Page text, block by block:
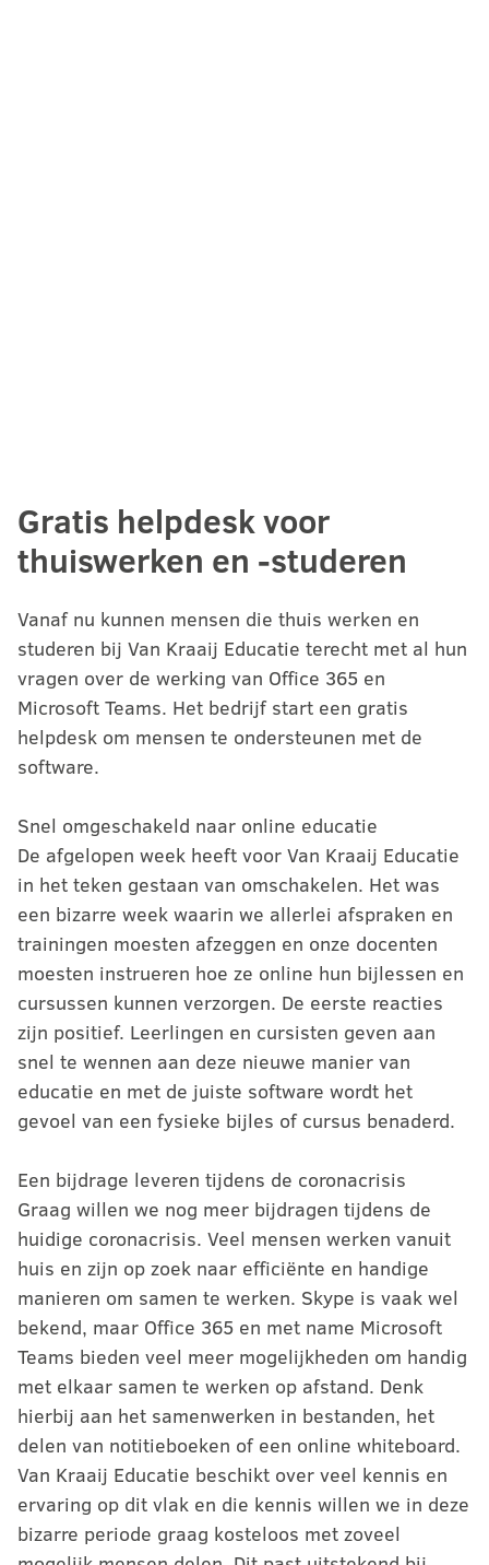
Gratis helpdesk voor
thuiswerken en -studeren
Vanaf nu kunnen mensen die thuis werken en
studeren bij Van Kraaij Educatie terecht met al hun
vragen over de werking van Office 365 en
Microsoft Teams. Het bedrijf start een gratis
helpdesk om mensen te ondersteunen met de
software.
Snel omgeschakeld naar online educatie
De afgelopen week heeft voor Van Kraaij Educatie
in het teken gestaan van omschakelen. Het was
een bizarre week waarin we allerlei afspraken en
trainingen moesten afzeggen en onze docenten
moesten instrueren hoe ze online hun bijlessen en
cursussen kunnen verzorgen. De eerste reacties
zijn positief. Leerlingen en cursisten geven aan
snel te wennen aan deze nieuwe manier van
educatie en met de juiste software wordt het
gevoel van een fysieke bijles of cursus benaderd.
Een bijdrage leveren tijdens de coronacrisis
Graag willen we nog meer bijdragen tijdens de
huidige coronacrisis. Veel mensen werken vanuit
huis en zijn op zoek naar efficiënte en handige
manieren om samen te werken. Skype is vaak wel
bekend, maar Office 365 en met name Microsoft
Teams bieden veel meer mogelijkheden om handig
met elkaar samen te werken op afstand. Denk
hierbij aan het samenwerken in bestanden, het
delen van notitieboeken of een online whiteboard.
Van Kraaij Educatie beschikt over veel kennis en
ervaring op dit vlak en die kennis willen we in deze
bizarre periode graag kosteloos met zoveel